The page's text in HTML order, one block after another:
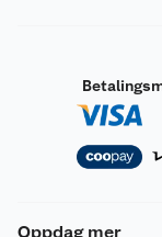
Oppdag mer